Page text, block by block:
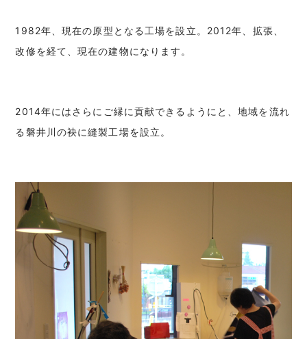
1982年、現在の原型となる工場を設立。2012年、拡張、
改修を経て、現在の建物になります。
2014年にはさらにご縁に貢献できるようにと、地域を流れ
る磐井川の袂に縫製工場を設立。